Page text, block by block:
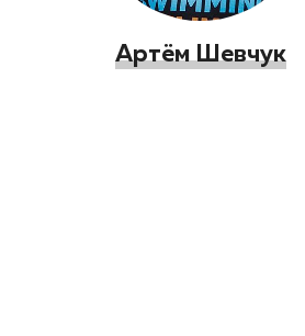
Артём Шевчук